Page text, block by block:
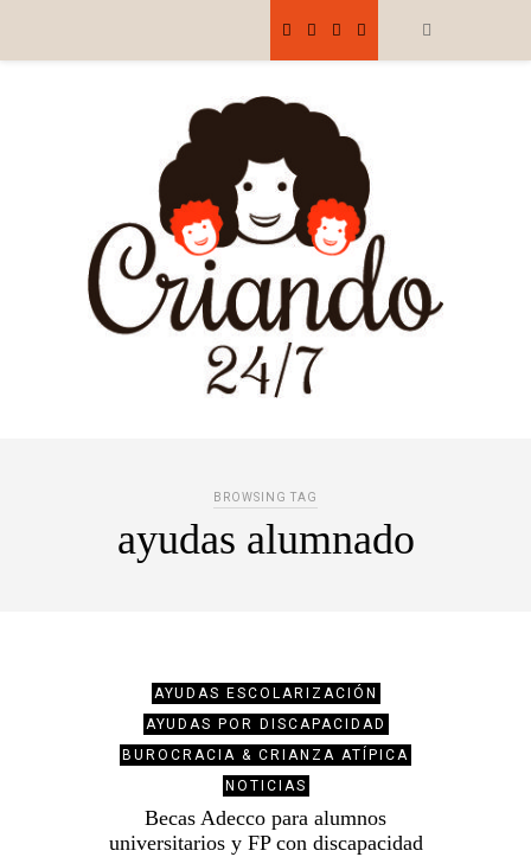
BROWSING TAG
ayudas alumnado
AYUDAS ESCOLARIZACIÓN
AYUDAS POR DISCAPACIDAD
BUROCRACIA & CRIANZA ATÍPICA
NOTICIAS
Becas Adecco para alumnos
universitarios y FP con discapacidad